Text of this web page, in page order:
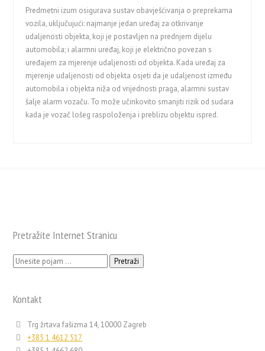
Predmetni izum osigurava sustav obavješćivanja o preprekama
vozila, uključujući: najmanje jedan uređaj za otkrivanje
udaljenosti objekta, koji je postavljen na prednjem dijelu
automobila; i alarmni uređaj, koji je električno povezan s
uređajem za mjerenje udaljenosti od objekta. Kada uređaj za
mjerenje udaljenosti od objekta osjeti da je udaljenost između
automobila i objekta niža od vrijednosti praga, alarmni sustav
šalje alarm vozaču. To može učinkovito smanjiti rizik od sudara
kada je vozač lošeg raspoloženja i preblizu objektu ispred.
Pretražite Internet Stranicu
Pretraži:
Kontakt
Trg žrtava fašizma 14, 10000 Zagreb
+385 1 4612 517